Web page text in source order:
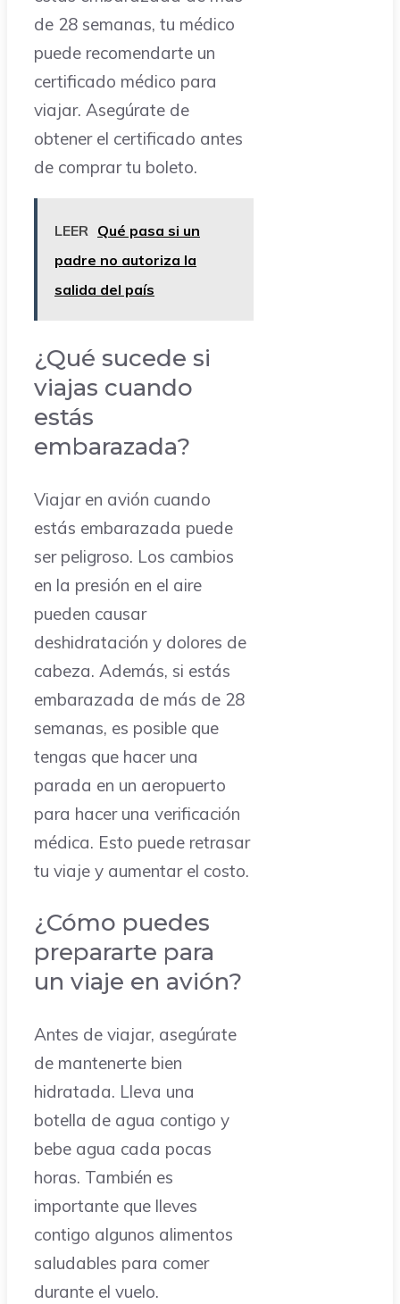
de 28 semanas, tu médico
puede recomendarte un
certificado médico para
viajar. Asegúrate de
obtener el certificado antes
de comprar tu boleto.
LEER Qué pasa si un
padre no autoriza la
salida del país
¿Qué sucede si
viajas cuando
estás
embarazada?
Viajar en avión cuando
estás embarazada puede
ser peligroso. Los cambios
en la presión en el aire
pueden causar
deshidratación y dolores de
cabeza. Además, si estás
embarazada de más de 28
semanas, es posible que
tengas que hacer una
parada en un aeropuerto
para hacer una verificación
médica. Esto puede retrasar
tu viaje y aumentar el costo.
¿Cómo puedes
prepararte para
un viaje en avión?
Antes de viajar, asegúrate
de mantenerte bien
hidratada. Lleva una
botella de agua contigo y
bebe agua cada pocas
horas. También es
importante que lleves
contigo algunos alimentos
saludables para comer
durante el vuelo.